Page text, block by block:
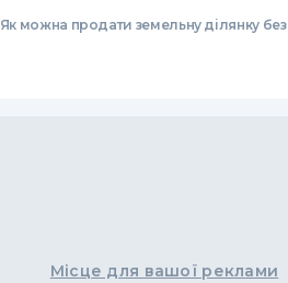
Як можна продати земельну ділянку без
Місце для вашої реклами